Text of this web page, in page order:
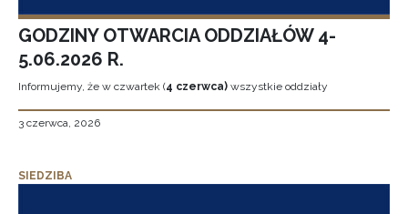
GODZINY OTWARCIA ODDZIAŁÓW 4-
5.06.2026 R.
Informujemy, że w czwartek (4 czerwca) wszystkie oddziały
3 czerwca, 2026
SIEDZIBA